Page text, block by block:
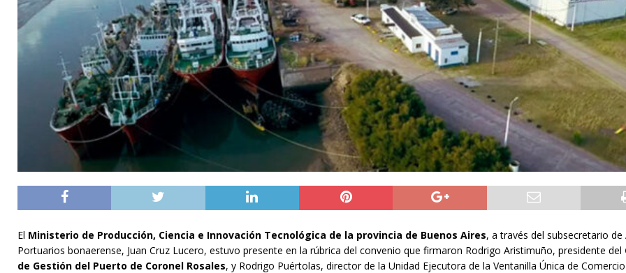
El Ministerio de Producción, Ciencia e Innovación Tecnológica de la provincia de Buenos Aires, a través del subsecretario de
Portuarios bonaerense, Juan Cruz Lucero, estuvo presente en la rúbrica del convenio que firmaron Rodrigo Aristimuño, presidente del
de Gestión del Puerto de Coronel Rosales, y Rodrigo Puértolas, director de la Unidad Ejecutora de la Ventanilla Única de